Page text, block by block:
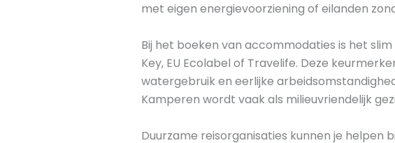
met eigen energievoorziening of eilanden
Bij het boeken van accommodaties is het
Key, EU Ecolabel of Travelife. Deze
watergebruik en eerlijke
Kamperen wordt vaak als milieuvriendelijk
Duurzame reisorganisaties kunnen je helpen